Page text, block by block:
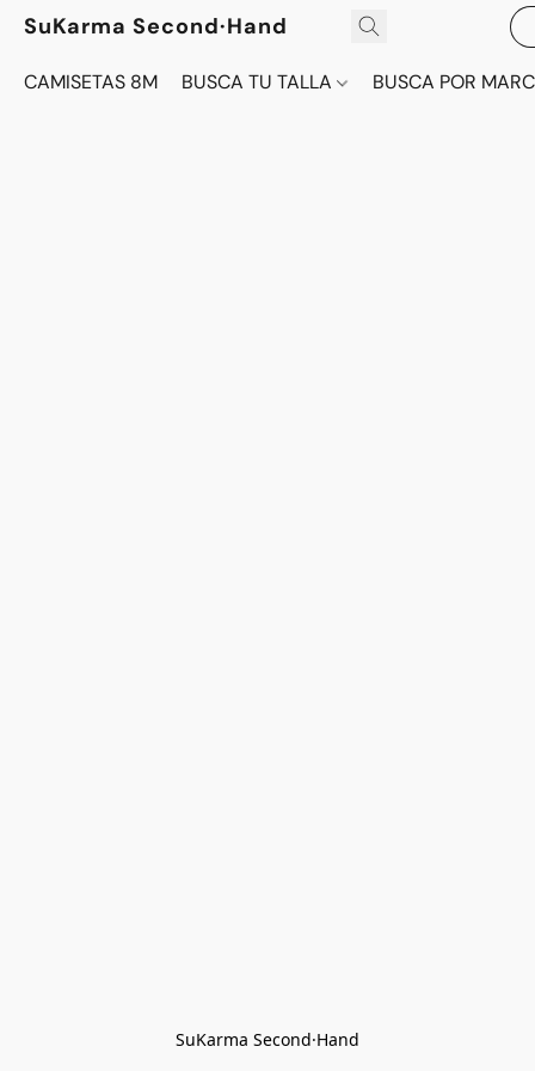
SuKarma Second·Hand
CAMISETAS 8M BUSCA TU TALLA BUSCA POR
SuKarma Second·Hand